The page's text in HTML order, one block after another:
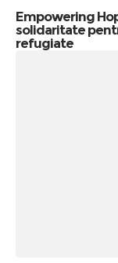
Empowering
solidaritate
refugiate